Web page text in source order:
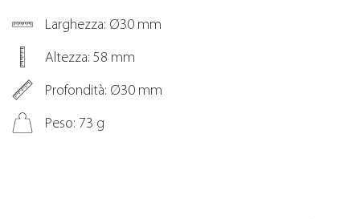
Larghezza: Ø30 mm
Altezza: 58 mm
Profondità: Ø30 mm
Peso: 73 g